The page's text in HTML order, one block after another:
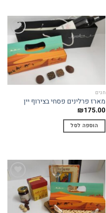
יש
מספר
סוגים.
האפשרויות
בעמוד
המוצר
Add to
wishlist
חגים
מארז פרלינים פסחי בצירוף יין
₪175.00
הוספה לסל
Add to
wishlist